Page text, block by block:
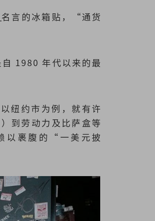
名言的冰箱贴，“通货
1980 年代以来的最
纽约市为例，就有许
到劳动力及比萨盒等
以裹腹的“一美元披